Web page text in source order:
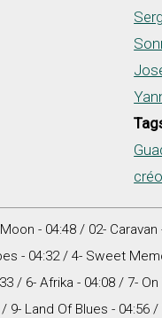
- 04:48 / 02- Caravan
- 04:32 / 4- Sweet
/ 6- Afrika - 04:08 / 7-
9- Land Of Blues - 04:56